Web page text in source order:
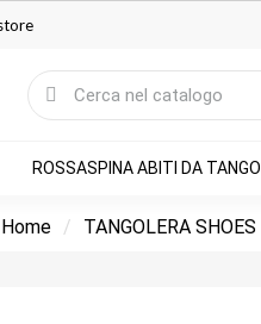
ROSSASPINA ABITI DA TANGO
Home TANGOLERA SHOES